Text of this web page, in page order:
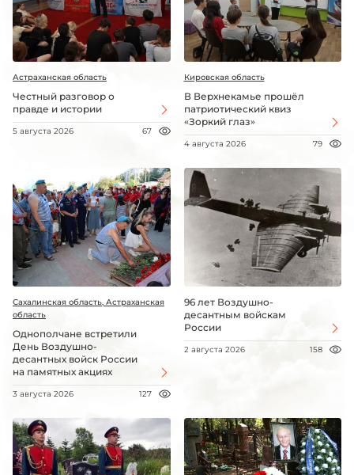
Астраханская область
Честный разговор о
правде и истории
5 августа 2026 67
Кировская область
В Верхнекамье прошёл
патриотический квиз
«Зоркий глаз»
4 августа 2026 79
Сахалинская область, Астраханская
область
Однополчане встретили
День Воздушно-
десантных войск России
на памятных акциях
3 августа 2026 127
96 лет Воздушно-
десантным войскам
России
2 августа 2026 158